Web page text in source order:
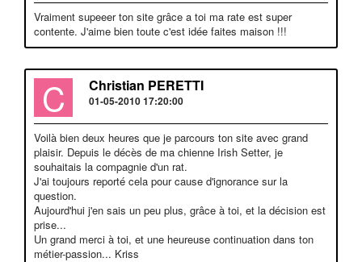
Vraiment supeeer ton site grâce a toi ma rate est super
contente. J'aime bien toute c'est idée faites maison !!!
C Christian PERETTI
01-05-2010 17:20:00
Voilà bien deux heures que je parcours ton site avec grand
plaisir. Depuis le décès de ma chienne Irish Setter, je
souhaitais la compagnie d'un rat.
J'ai toujours reporté cela pour cause d'ignorance sur la
question.
Aujourd'hui j'en sais un peu plus, grâce à toi, et la décision est
prise...
Un grand merci à toi, et une heureuse continuation dans ton
métier-passion... Kriss